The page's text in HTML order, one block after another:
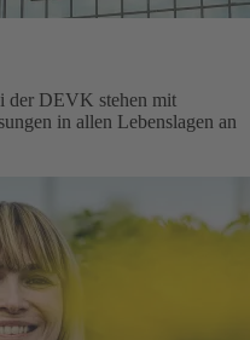
der DEVK stehen mit
in allen Lebenslagen an